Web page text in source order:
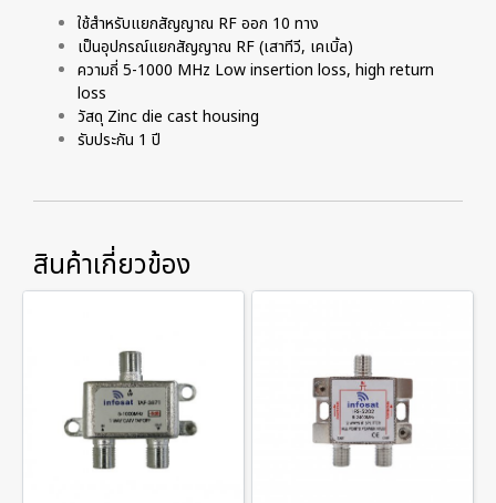
ใช้สำหรับแยกสัญญาณ RF ออก 10 ทาง
เป็นอุปกรณ์แยกสัญญาณ RF (เสาทีวี, เคเบิ้ล)
ความถี่ 5-1000 MHz Low insertion loss, high return
loss
วัสดุ Zinc die cast housing
รับประกัน 1 ปี
สินค้าเกี่ยวข้อง